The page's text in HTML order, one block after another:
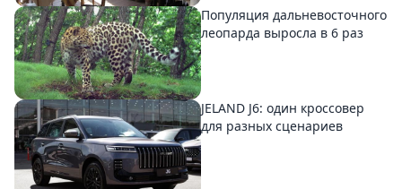
Популяция дальневосточного
леопарда выросла в 6 раз
JELAND J6: один кроссовер
для разных сценариев